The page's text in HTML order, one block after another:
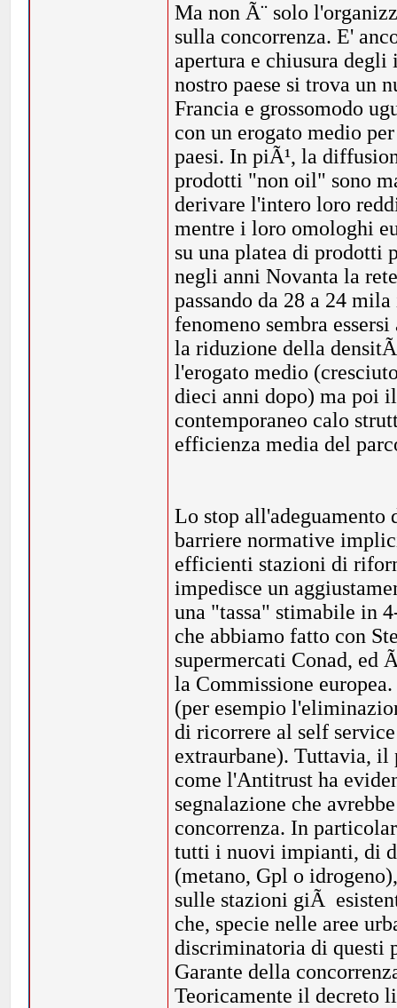
Ma non Ã¨ solo
sulla concorrenza. E'
apertura e chiusura
nostro paese si trova un
Francia e grossomodo
con un erogato medio
paesi. In piÃ¹, la
prodotti "non oil" sono
derivare l'intero loro
mentre i loro omologhi
su una platea di prodotti
negli anni Novanta la
passando da 28 a 24
fenomeno sembra
la riduzione della
l'erogato medio
dieci anni dopo) ma poi
contemporaneo calo
efficienza media del
Lo stop all'adeguamento
barriere normative
efficienti stazioni di
impedisce un
una "tassa" stimabile in
che abbiamo fatto con
supermercati Conad, ed
la Commissione
(per esempio
di ricorrere al self
extraurbane). Tuttavia,
come l'Antitrust ha
segnalazione che
concorrenza. In
tutti i nuovi impianti, di
(metano, Gpl o
sulle stazioni giÃ
che, specie nelle aree
discriminatoria di questi
Garante della
Teoricamente il decreto